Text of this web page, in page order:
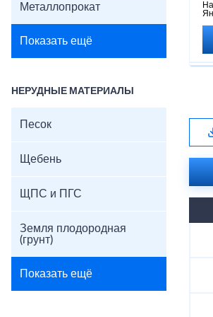
Металлопрокат
Показать ещё
НЕРУДНЫЕ МАТЕРИАЛЫ
Песок
Щебень
ЩПС и ПГС
Земля плодородная
(грунт)
Показать ещё